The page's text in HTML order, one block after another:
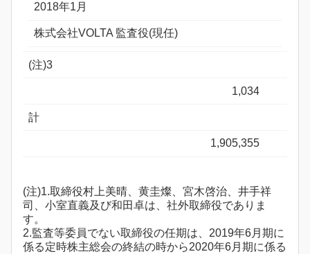
2018年1月
株式会社VOLTA 監査役(現任)
(注)3
1,034
計
1,905,355
(注)1.取締役村上美晴、黄圭燦、宮木啓治、井手祥
司、小室直義及び和田卓は、社外取締役でありま
す。
2.監査等委員でない取締役の任期は、2019年6月期に
係る定時株主総会の終結の時から2020年6月期に係る